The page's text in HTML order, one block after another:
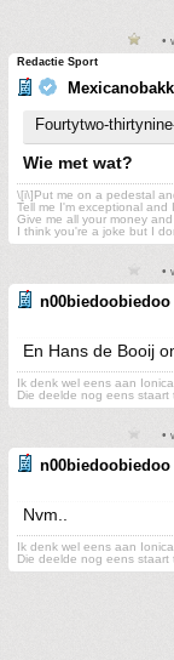
•
Redactie Sport
Fourtytwo-
Wie met wat?
\[i\]Put me on a pedestal
Tell me I'm exceptional and
Give me all your money
I think you're a joke but I
•
n00biedoobiedoo
En Hans de Booij
Ik denk wel eens aan Ionica
Die deelde nog eens staart
•
n00biedoobiedoo
Nvm..
Ik denk wel eens aan Ionica
Die deelde nog eens staart